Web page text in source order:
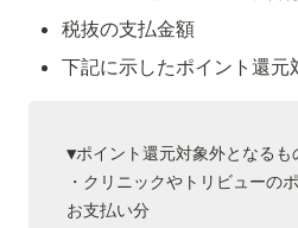
税抜の支払金額
下記に示したポイント還
▼ポイント還元対象外となるも
・クリニックやトリビューの
お支払い分